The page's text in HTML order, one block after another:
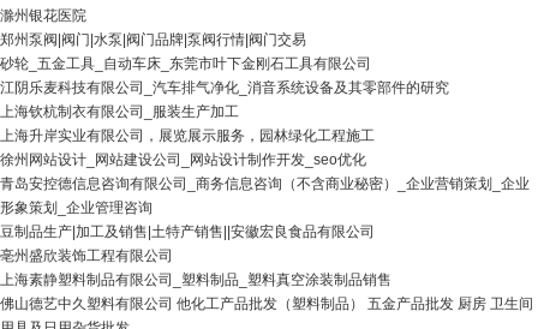
滁州银花医院
郑州泵阀|阀门|水泵|阀门品牌|泵阀行情|阀门交易
砂轮_五金工具_自动车床_东莞市叶下金刚石工具有限公司
江阴乐麦科技有限公司_汽车排气净化_消音系统设备及其零部件的研究
上海钦杭制衣有限公司_服装生产加工
上海升岸实业有限公司，展览展示服务，园林绿化工程施工
徐州网站设计_网站建设公司_网站设计制作开发_seo优化
青岛安控德信息咨询有限公司_商务信息咨询（不含商业秘密）_企业营销策划_企业
形象策划_企业管理咨询
豆制品生产|加工及销售|土特产销售||安徽宏良食品有限公司
亳州盛欣装饰工程有限公司
上海素静塑料制品有限公司_塑料制品_塑料真空涂装制品销售
佛山德艺中久塑料有限公司 他化工产品批发（塑料制品） 五金产品批发 厨房 卫生间